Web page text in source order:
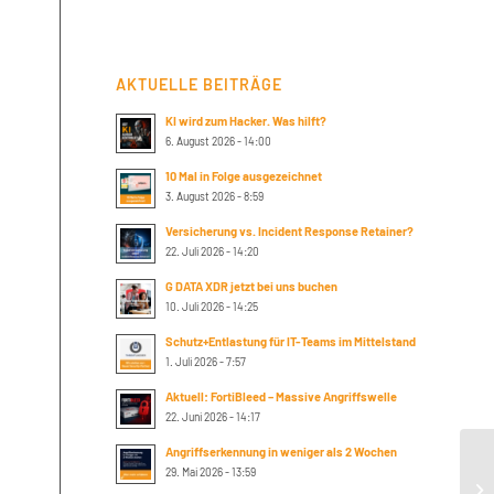
AKTUELLE BEITRÄGE
KI wird zum Hacker. Was hilft?
6. August 2026 - 14:00
10 Mal in Folge ausgezeichnet
3. August 2026 - 8:59
Versicherung vs. Incident Response Retainer?
22. Juli 2026 - 14:20
G DATA XDR jetzt bei uns buchen
10. Juli 2026 - 14:25
Schutz+Entlastung für IT-Teams im Mittelstand
1. Juli 2026 - 7:57
Aktuell: FortiBleed – Massive Angriffswelle
22. Juni 2026 - 14:17
Angriffserkennung in weniger als 2 Wochen
29. Mai 2026 - 13:59